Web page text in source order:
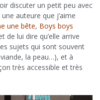
discuter un petit peu avec
auteure que j’aime
une bête, Boys boys
de lui dire qu’elle arrive
sujets qui sont souvent
la peau…), et à
très accessible et très